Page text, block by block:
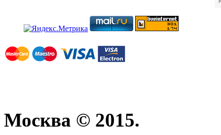
Москва © 2015.